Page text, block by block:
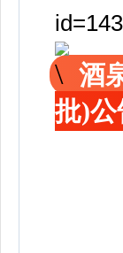
酒
批)公